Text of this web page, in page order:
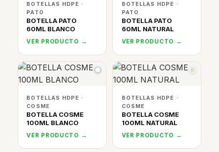
BOTELLAS HDPE ·
PATO
BOTELLA PATO
60ML BLANCO
VER PRODUCTO →
BOTELLAS HDPE ·
PATO
BOTELLA PATO
60ML NATURAL
VER PRODUCTO →
BOTELLAS HDPE ·
COSME
BOTELLA COSME
100ML BLANCO
VER PRODUCTO →
BOTELLAS HDPE ·
COSME
BOTELLA COSME
100ML NATURAL
VER PRODUCTO →